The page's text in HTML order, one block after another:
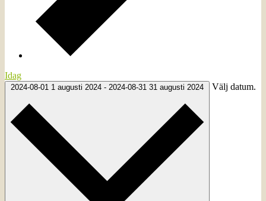
Idag
2024-08-01 1 augusti 2024 - 2024-08-31 31 augusti 2024 Välj datum.